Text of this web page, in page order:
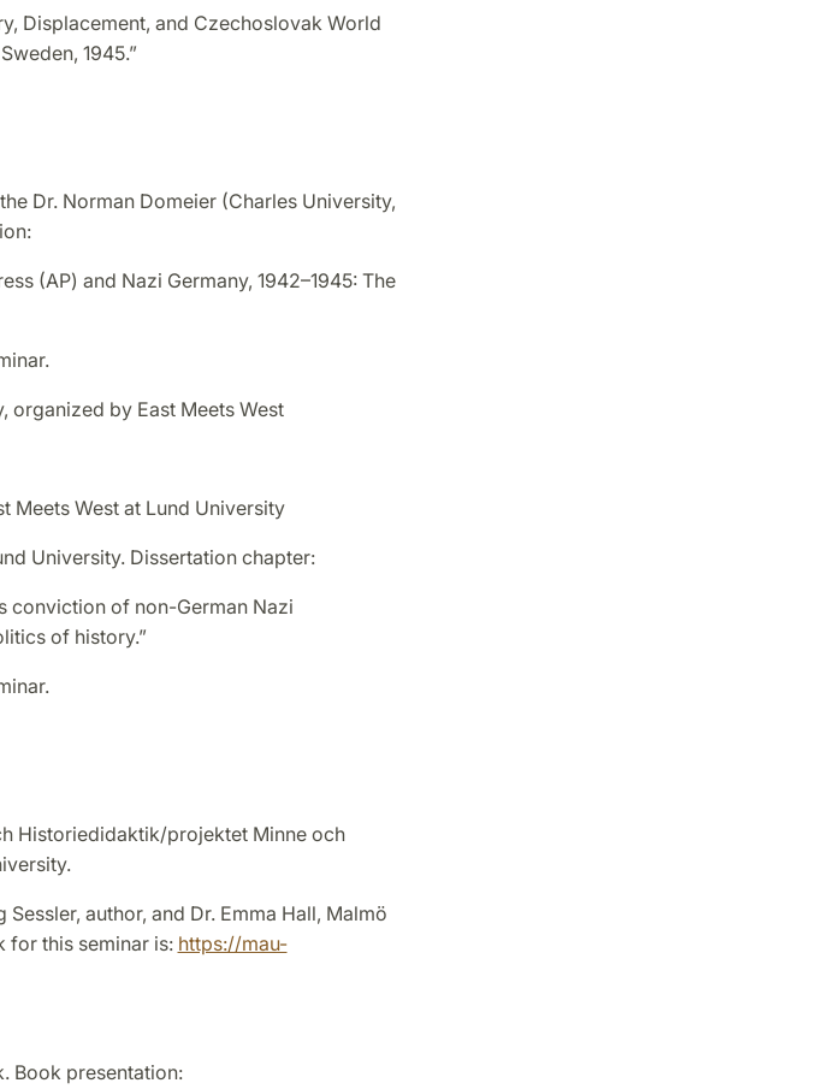
Displacement, and Czechoslovak World
1945.”
Dr. Norman Domeier (Charles University,
(AP) and Nazi Germany, 1942–1945: The
organized by East Meets West
Meets West at Lund University
University. Dissertation chapter:
conviction of non-German Nazi
of history.”
Historiedidaktik/projektet Minne och
author, and Dr. Emma Hall, Malmö
for this seminar is: https://mau-
Book presentation: